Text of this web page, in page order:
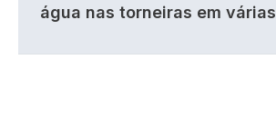
água nas torneiras em